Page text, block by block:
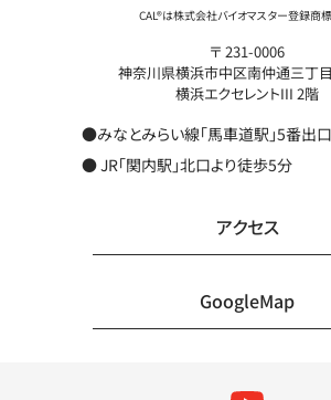
〒 231-0006
神奈川県横浜市中区南仲通三丁
横浜エクセレントIII 2階
●みなとみらい線「馬車道駅」5番出
● JR「関内駅」北口より徒歩5分
アクセス
GoogleMap